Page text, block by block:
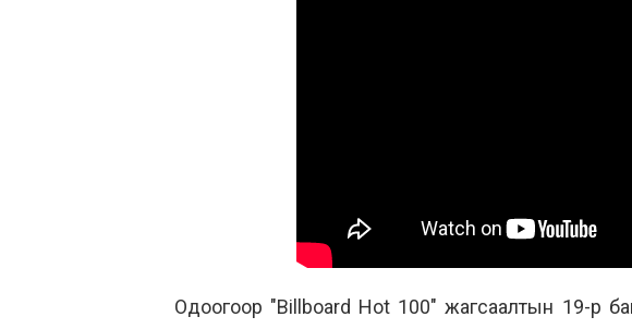
Одоогоор "Billboard Hot 100" жагсаалтын 19-р